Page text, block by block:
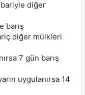
diğer
barış
diğer mülkleri
7 gün barış
uygulanırsa 14